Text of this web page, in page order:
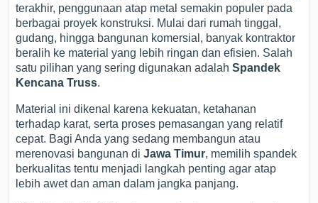
terakhir, penggunaan atap metal semakin populer pada
berbagai proyek konstruksi. Mulai dari rumah tinggal,
gudang, hingga bangunan komersial, banyak kontraktor
beralih ke material yang lebih ringan dan efisien. Salah
satu pilihan yang sering digunakan adalahSpandek
Kencana Truss.
Material ini dikenal karena kekuatan, ketahanan
terhadap karat, serta proses pemasangan yang relatif
cepat. Bagi Anda yang sedang membangun atau
merenovasi bangunan diJawa Timur, memilih spandek
berkualitas tentu menjadi langkah penting agar atap
lebih awet dan aman dalam jangka panjang.